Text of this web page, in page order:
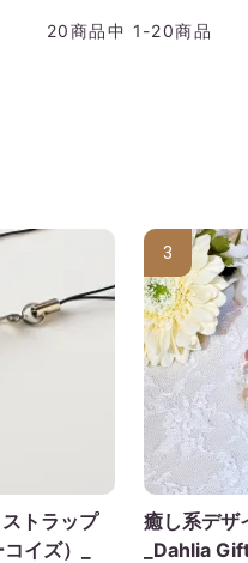
20商品中 1-20商品
トラップ
イズ）_
3
癒し系デザ
_Dahlia